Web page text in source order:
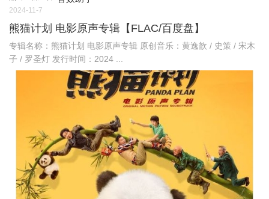
2024-11-7
熊猫计划 电影原声专辑【FLAC/百度盘】
专辑名称：熊猫计划 电影原声专辑 原创音乐：黄逸歆 / 史策 / 宋木
子 / 罗圣灯 发行时间：2024 ...